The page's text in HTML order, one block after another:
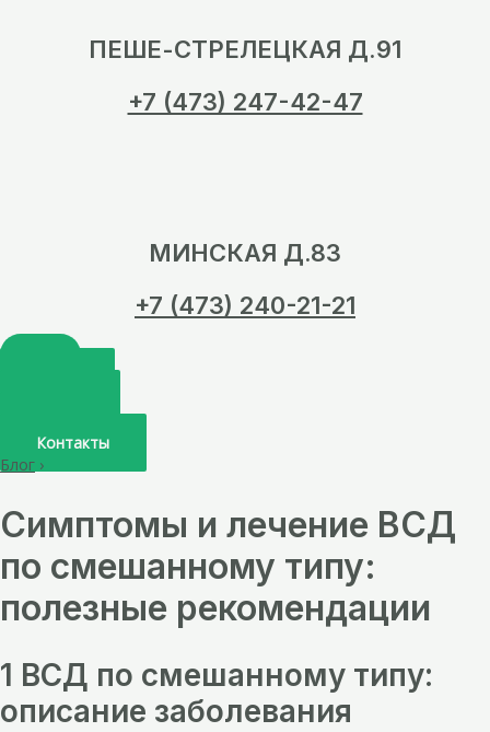
ПЕШЕ-СТРЕЛЕЦКАЯ Д.91
+7 (473) 247-42-47
МИНСКАЯ Д.83
+7 (473) 240-21-21
Контакты
Блог ›
Симптомы и лечение ВСД
по смешанному типу:
полезные рекомендации
1 ВСД по смешанному типу:
описание заболевания